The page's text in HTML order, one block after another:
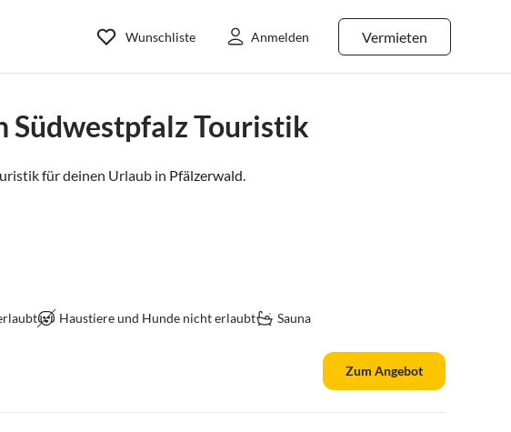
Vermieten
Wunschliste Anmelden
Südwestpfalz Touristik
für deinen Urlaub in Pfälzerwald.
Haustiere und Hunde nicht erlaubt Sauna
Zum Angebot